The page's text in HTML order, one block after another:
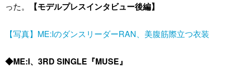
った。
【モデルプレスインタビュー後編】
【写真】ME:IのダンスリーダーRAN、美腹筋際立つ衣装
◆ME:I、3RD SINGLE『MUSE』